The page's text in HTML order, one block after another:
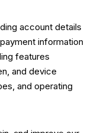
account details
information
features
and device
and operating